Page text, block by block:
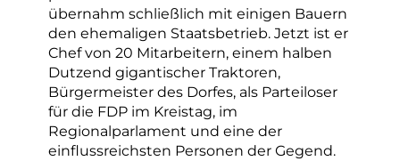
übernahm schließlich mit einigen Bauern
den ehemaligen Staatsbetrieb. Jetzt ist er
Chef von 20 Mitarbeitern, einem halben
Dutzend gigantischer Traktoren,
Bürgermeister des Dorfes, als Parteiloser
für die FDP im Kreistag, im
Regionalparlament und eine der
einflussreichsten Personen der Gegend.